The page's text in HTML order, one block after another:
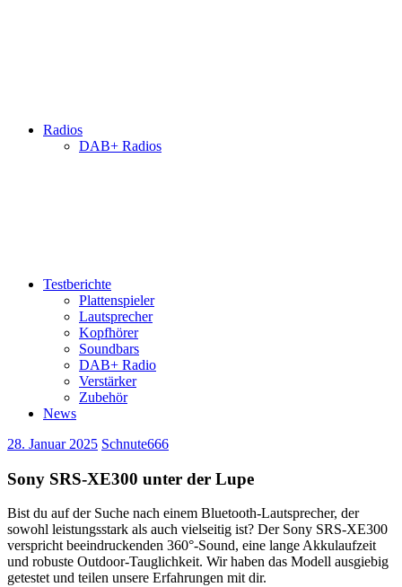
Radios
DAB+ Radios
Testberichte
Plattenspieler
Lautsprecher
Kopfhörer
Soundbars
DAB+ Radio
Verstärker
Zubehör
News
28. Januar 2025 Schnute666
Sony SRS-XE300 unter der Lupe
Bist du auf der Suche nach einem Bluetooth-Lautsprecher, der
sowohl leistungsstark als auch vielseitig ist? Der Sony SRS-XE300
verspricht beeindruckenden 360°-Sound, eine lange Akkulaufzeit
und robuste Outdoor-Tauglichkeit. Wir haben das Modell ausgiebig
getestet und teilen unsere Erfahrungen mit dir.